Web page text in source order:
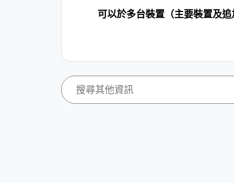
可以於多台裝置（主要裝置及